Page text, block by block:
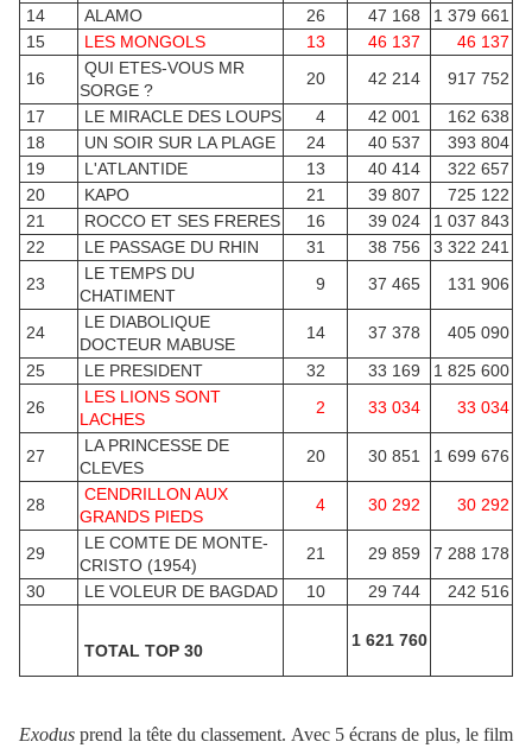
14
ALAMO 26 47 168
1 379 661
15
LES MONGOLS 13 46 137
46 137
16
QUI ETES-VOUS MR
SORGE ?
20 42 214
917 752
17
LE MIRACLE DES LOUPS 4 42 001
162 638
18
UN SOIR SUR LA PLAGE 24 40 537
393 804
19
L'ATLANTIDE 13 40 414
322 657
20
KAPO 21 39 807
725 122
21
ROCCO ET SES FRERES 16 39 024
1 037 843
22
LE PASSAGE DU RHIN 31 38 756
3 322 241
23
LE TEMPS DU
CHATIMENT
9 37 465 131 906
24
LE DIABOLIQUE
DOCTEUR MABUSE
14 37 378
405 090
25
LE PRESIDENT 32 33 169
1 825 600
26
LES LIONS SONT
LACHES
2 33 034 33 034
27
LA PRINCESSE DE
CLEVES
20 30 851 1 699 676
28
CENDRILLON AUX
GRANDS PIEDS
4 30 292 30 292
29
LE COMTE DE MONTE-
CRISTO (1954)
21 29 859
7 288 178
30
LE VOLEUR DE BAGDAD 10 29 744 242 516
TOTAL TOP 30
1 621 760
Exodus prend la tête du classement. Avec 5 écrans de plus, le film